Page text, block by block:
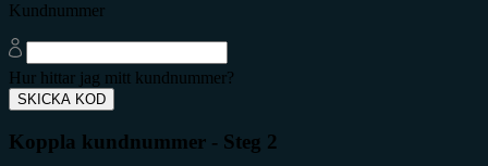
Kundnummer
Hur hittar jag mitt kundnummer?
SKICKA KOD
Koppla kundnummer - Steg 2